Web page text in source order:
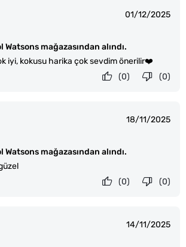
01/12/2025
mağazasından alındı.
iyi, kokusu harika çok sevdim önerilir❤️
(0)
(0)
18/11/2025
mağazasından alındı.
(0)
(0)
14/11/2025